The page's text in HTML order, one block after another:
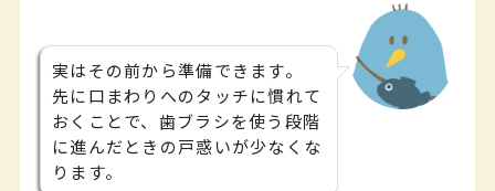
実はその前から準備できます。
先に口まわりへのタッチに慣れて
おくことで、歯ブラシを使う段階
に進んだときの戸惑いが少なくな
ります。